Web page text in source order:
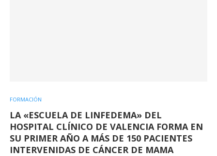
FORMACIÓN
LA «ESCUELA DE LINFEDEMA» DEL
HOSPITAL CLÍNICO DE VALENCIA FORMA EN
SU PRIMER AÑO A MÁS DE 150 PACIENTES
INTERVENIDAS DE CÁNCER DE MAMA